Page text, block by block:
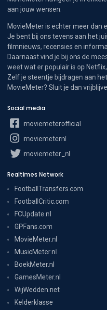
aan jouw wensen.
MovieMeter is echter meer dan
Je bent bij ons tevens aan het
filmnieuws, recensies en
Daarnaast vind je bij ons de
weet wat er populair is op
Zelf je steentje bijdragen aan
MovieMeter? Sluit je dan
Social media
moviemeterofficial
moviemeternl
moviemeter_nl
Realtimes Network
FootballTransfers.com
FootballCritic.com
FCUpdate.nl
GPFans.com
MovieMeter.nl
MusicMeter.nl
BoekMeter.nl
GamesMeter.nl
WijWedden.net
Kelderklasse